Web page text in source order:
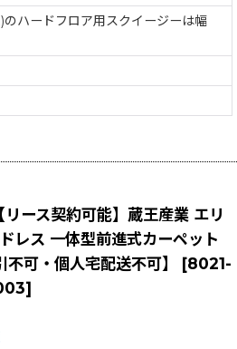
ハードフロア用スクイージーは幅
リース契約可能】蔵王産業 エリ
レス 一体型前進式カーペット
可・個人宅配送不可】
[8021-
]